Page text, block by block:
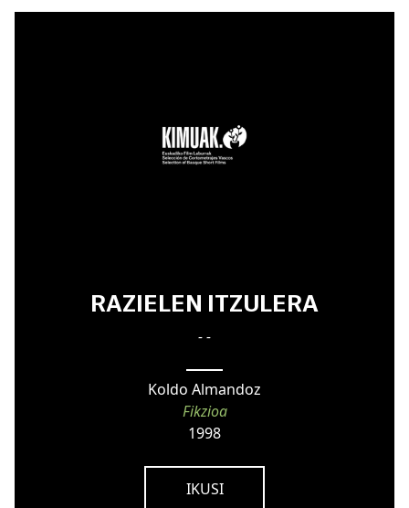
RAZIELEN ITZULERA
- -
Koldo Almandoz
Fikzioa
1998
IKUSI